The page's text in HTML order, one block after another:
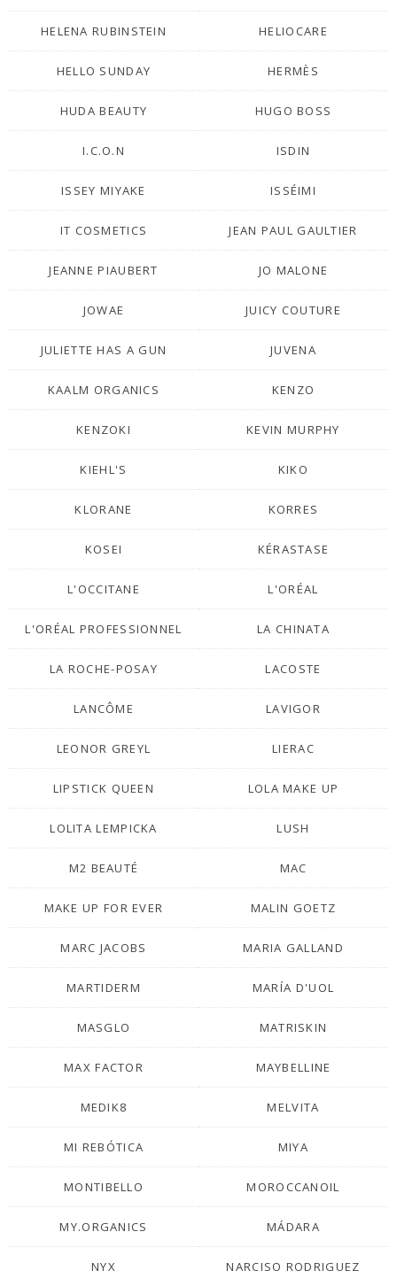
HELENA RUBINSTEIN HELIOCARE
HELLO SUNDAY HERMÈS
HUDA BEAUTY HUGO BOSS
I.C.O.N ISDIN
ISSEY MIYAKE ISSÉIMI
IT COSMETICS JEAN PAUL GAULTIER
JEANNE PIAUBERT JO MALONE
JOWAE JUICY COUTURE
JULIETTE HAS A GUN JUVENA
KAALM ORGANICS KENZO
KENZOKI KEVIN MURPHY
KIEHL'S KIKO
KLORANE KORRES
KOSEI KÉRASTASE
L'OCCITANE L'ORÉAL
L'ORÉAL PROFESSIONNEL LA CHINATA
LA ROCHE-POSAY LACOSTE
LANCÔME LAVIGOR
LEONOR GREYL LIERAC
LIPSTICK QUEEN LOLA MAKE UP
LOLITA LEMPICKA LUSH
M2 BEAUTÉ MAC
MAKE UP FOR EVER MALIN GOETZ
MARC JACOBS MARIA GALLAND
MARTIDERM MARÍA D'UOL
MASGLO MATRISKIN
MAX FACTOR MAYBELLINE
MEDIK8 MELVITA
MI REBÓTICA MIYA
MONTIBELLO MOROCCANOIL
MY.ORGANICS MÁDARA
NYX NARCISO RODRIGUEZ